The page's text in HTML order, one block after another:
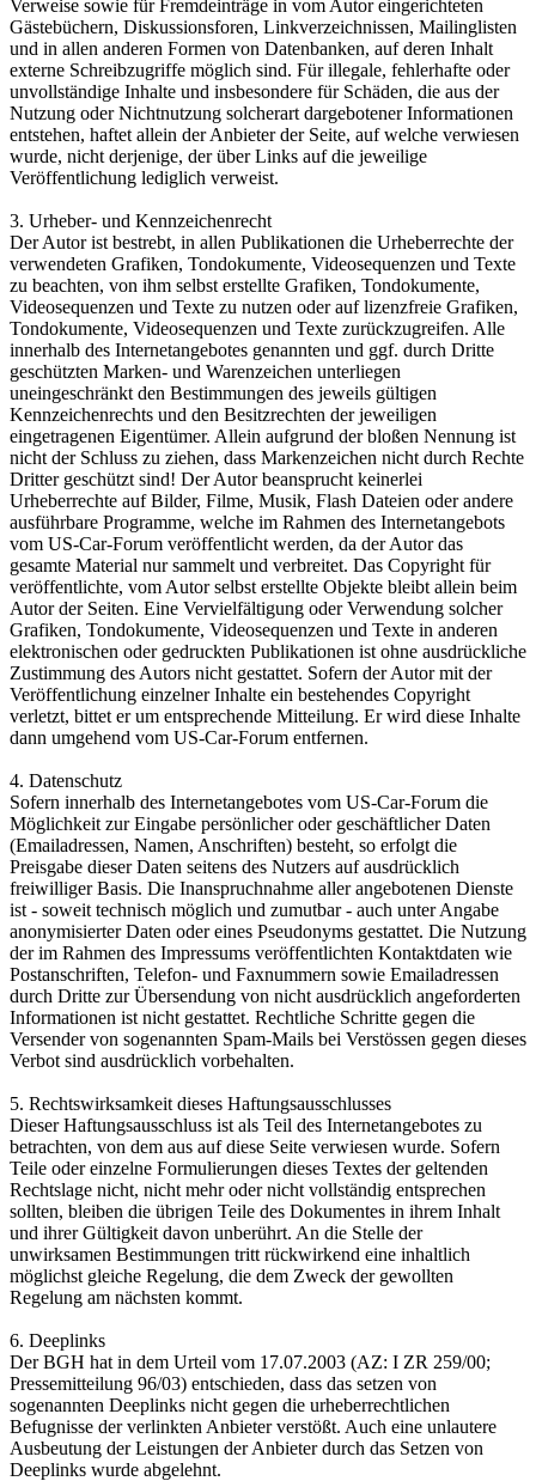
Verweise sowie für Fremdeinträge in vom Autor eingerichteten
Gästebüchern, Diskussionsforen, Linkverzeichnissen, Mailinglisten
und in allen anderen Formen von Datenbanken, auf deren Inhalt
externe Schreibzugriffe möglich sind. Für illegale, fehlerhafte oder
unvollständige Inhalte und insbesondere für Schäden, die aus der
Nutzung oder Nichtnutzung solcherart dargebotener Informationen
entstehen, haftet allein der Anbieter der Seite, auf welche verwiesen
wurde, nicht derjenige, der über Links auf die jeweilige
Veröffentlichung lediglich verweist.
3. Urheber- und Kennzeichenrecht
Der Autor ist bestrebt, in allen Publikationen die Urheberrechte der
verwendeten Grafiken, Tondokumente, Videosequenzen und Texte
zu beachten, von ihm selbst erstellte Grafiken, Tondokumente,
Videosequenzen und Texte zu nutzen oder auf lizenzfreie Grafiken,
Tondokumente, Videosequenzen und Texte zurückzugreifen. Alle
innerhalb des Internetangebotes genannten und ggf. durch Dritte
geschützten Marken- und Warenzeichen unterliegen
uneingeschränkt den Bestimmungen des jeweils gültigen
Kennzeichenrechts und den Besitzrechten der jeweiligen
eingetragenen Eigentümer. Allein aufgrund der bloßen Nennung ist
nicht der Schluss zu ziehen, dass Markenzeichen nicht durch Rechte
Dritter geschützt sind! Der Autor beansprucht keinerlei
Urheberrechte auf Bilder, Filme, Musik, Flash Dateien oder andere
ausführbare Programme, welche im Rahmen des Internetangebots
vom US-Car-Forum veröffentlicht werden, da der Autor das
gesamte Material nur sammelt und verbreitet. Das Copyright für
veröffentlichte, vom Autor selbst erstellte Objekte bleibt allein beim
Autor der Seiten. Eine Vervielfältigung oder Verwendung solcher
Grafiken, Tondokumente, Videosequenzen und Texte in anderen
elektronischen oder gedruckten Publikationen ist ohne ausdrückliche
Zustimmung des Autors nicht gestattet. Sofern der Autor mit der
Veröffentlichung einzelner Inhalte ein bestehendes Copyright
verletzt, bittet er um entsprechende Mitteilung. Er wird diese Inhalte
dann umgehend vom US-Car-Forum entfernen.
4. Datenschutz
Sofern innerhalb des Internetangebotes vom US-Car-Forum die
Möglichkeit zur Eingabe persönlicher oder geschäftlicher Daten
(Emailadressen, Namen, Anschriften) besteht, so erfolgt die
Preisgabe dieser Daten seitens des Nutzers auf ausdrücklich
freiwilliger Basis. Die Inanspruchnahme aller angebotenen Dienste
ist - soweit technisch möglich und zumutbar - auch unter Angabe
anonymisierter Daten oder eines Pseudonyms gestattet. Die Nutzung
der im Rahmen des Impressums veröffentlichten Kontaktdaten wie
Postanschriften, Telefon- und Faxnummern sowie Emailadressen
durch Dritte zur Übersendung von nicht ausdrücklich angeforderten
Informationen ist nicht gestattet. Rechtliche Schritte gegen die
Versender von sogenannten Spam-Mails bei Verstössen gegen dieses
Verbot sind ausdrücklich vorbehalten.
5. Rechtswirksamkeit dieses Haftungsausschlusses
Dieser Haftungsausschluss ist als Teil des Internetangebotes zu
betrachten, von dem aus auf diese Seite verwiesen wurde. Sofern
Teile oder einzelne Formulierungen dieses Textes der geltenden
Rechtslage nicht, nicht mehr oder nicht vollständig entsprechen
sollten, bleiben die übrigen Teile des Dokumentes in ihrem Inhalt
und ihrer Gültigkeit davon unberührt. An die Stelle der
unwirksamen Bestimmungen tritt rückwirkend eine inhaltlich
möglichst gleiche Regelung, die dem Zweck der gewollten
Regelung am nächsten kommt.
6. Deeplinks
Der BGH hat in dem Urteil vom 17.07.2003 (AZ: I ZR 259/00;
Pressemitteilung 96/03) entschieden, dass das setzen von
sogenannten Deeplinks nicht gegen die urheberrechtlichen
Befugnisse der verlinkten Anbieter verstößt. Auch eine unlautere
Ausbeutung der Leistungen der Anbieter durch das Setzen von
Deeplinks wurde abgelehnt.